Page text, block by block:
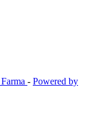
- Powered by